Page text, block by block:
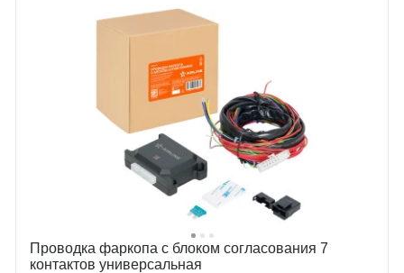
Проводка фаркопа с блоком согласования 7
контактов универсальная